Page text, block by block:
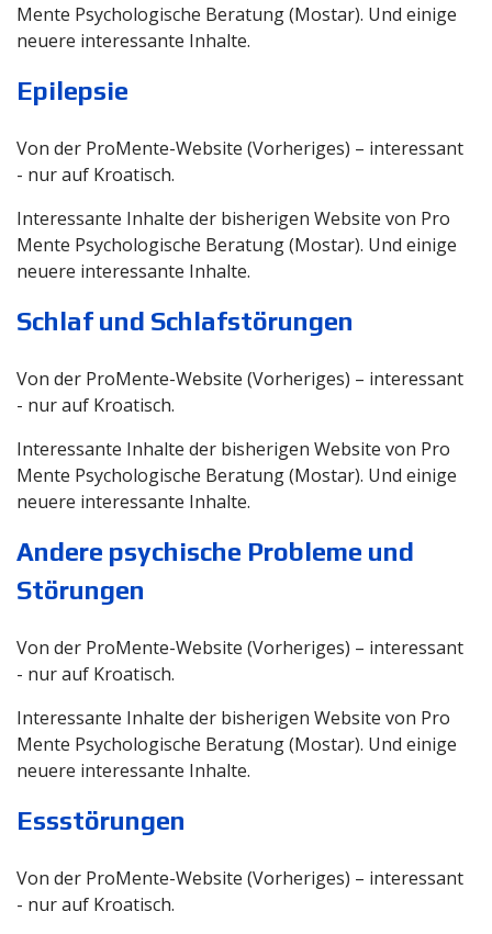
Mente Psychologische Beratung (Mostar). Und einige
neuere interessante Inhalte.
Epilepsie
Von der ProMente-Website (Vorheriges) – interessant
- nur auf Kroatisch.
Interessante Inhalte der bisherigen Website von Pro
Mente Psychologische Beratung (Mostar). Und einige
neuere interessante Inhalte.
Schlaf und Schlafstörungen
Von der ProMente-Website (Vorheriges) – interessant
- nur auf Kroatisch.
Interessante Inhalte der bisherigen Website von Pro
Mente Psychologische Beratung (Mostar). Und einige
neuere interessante Inhalte.
Andere psychische Probleme und
Störungen
Von der ProMente-Website (Vorheriges) – interessant
- nur auf Kroatisch.
Interessante Inhalte der bisherigen Website von Pro
Mente Psychologische Beratung (Mostar). Und einige
neuere interessante Inhalte.
Essstörungen
Von der ProMente-Website (Vorheriges) – interessant
- nur auf Kroatisch.